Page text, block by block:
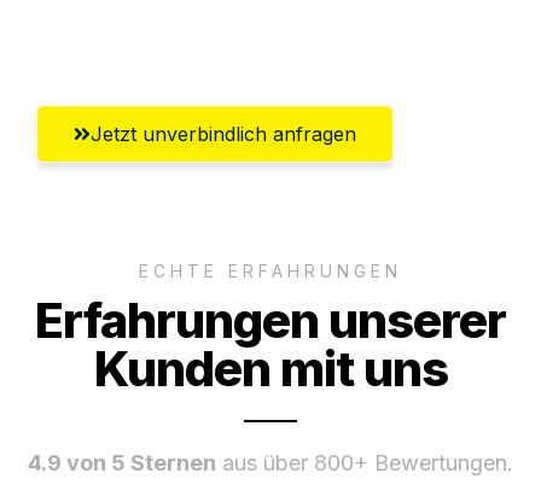
Jetzt unverbindlich anfragen
ECHTE ERFAHRUNGEN
Erfahrungen unserer
Kunden mit uns
4.9 von 5 Sternen aus über 800+ Bewertungen.